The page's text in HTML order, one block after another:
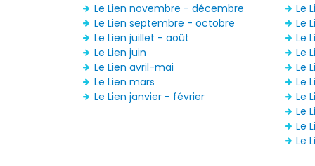
Le Lien novembre - décembre
Le Lien septembre - octobre
Le Lien juillet - août
Le Lien juin
Le Lien avril-mai
Le Lien mars
Le Lien janvier - février
Le
Le
Le
Le
Le
Le
Le
Le
Le
Le